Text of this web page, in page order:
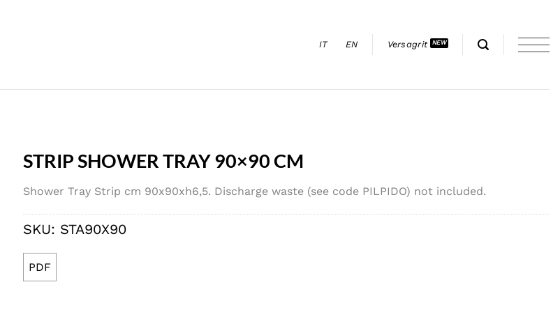
IT EN Versagrit
STRIP SHOWER TRAY 90×90 CM
Shower Tray Strip cm 90x90xh6,5. Discharge waste (see code PILPIDO) not included.
SKU: STA90X90
PDF